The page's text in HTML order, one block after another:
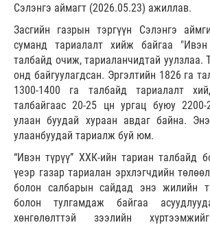
Сэлэнгэ аймагт (2026.05.23) ажиллав.
Засгийн газрын тэргүүн Сэлэнгэ
суманд тариалалт хийж байгаа
талбайд очиж, тариаланчидтай уулзлаа.
онд байгуулагдсан. Эргэлтийн 1826 га
1300-1400 га талбайд тариалалт
талбайгаас 20-25 цн ургац буюу 2200-
улаан буудай хураан авдаг байна.
улаанбуудай тариалж буй юм.
“Ивэн түрүү” ХХК-ийн тариан талбайд
үеэр газар тариалан эрхлэгчдийн
болон салбарын сайдад энэ жилийн
болон тулгамдаж байгаа
хөнгөлөлттэй зээлийн